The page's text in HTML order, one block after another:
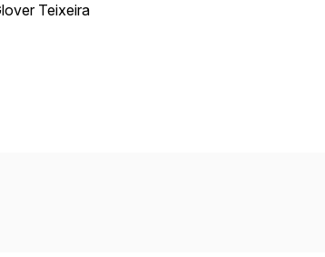
Teixeira